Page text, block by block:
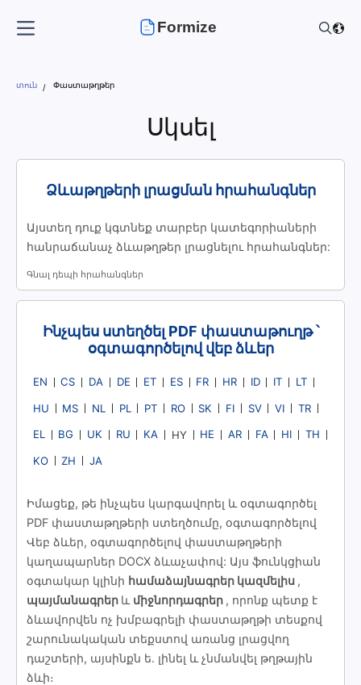
Formize
տուն Փաստաթղթեր
Սկսել
Ձևաթղթերի լրացման հրահանգներ
Այստեղ դուք կգտնեք տարբեր կատեգորիաների
հանրաճանաչ ձևաթղթեր լրացնելու հրահանգներ:
Գնալ դեպի հրահանգներ
Ինչպես ստեղծել PDF փաստաթուղթ ՝
օգտագործելով վեբ ձևեր
EN CS DA DE ET ES FR HR ID IT LT
HU MS NL PL PT RO SK FI SV VI TR
EL BG UK RU KA HY HE AR FA HI TH
KO ZH JA
Իմացեք, թե ինչպես կարգավորել և օգտագործել
PDF փաստաթղթերի ստեղծումը, օգտագործելով
Վեբ ձևեր, օգտագործելով փաստաթղթերի
կաղապարներ DOCX ձևաչափով: Այս ֆունկցիան
օգտակար կլինի համաձայնագրեր կազմելիս ,
պայմանագրեր և միջնորդագրեր , որոնք պետք է
ձևավորվեն ոչ խմբագրելի փաստաթղթի տեսքով
շարունակական տեքստով առանց լրացվող
դաշտերի, այսինքն ե. լինել և չնմանվել թղթային
ձևի։